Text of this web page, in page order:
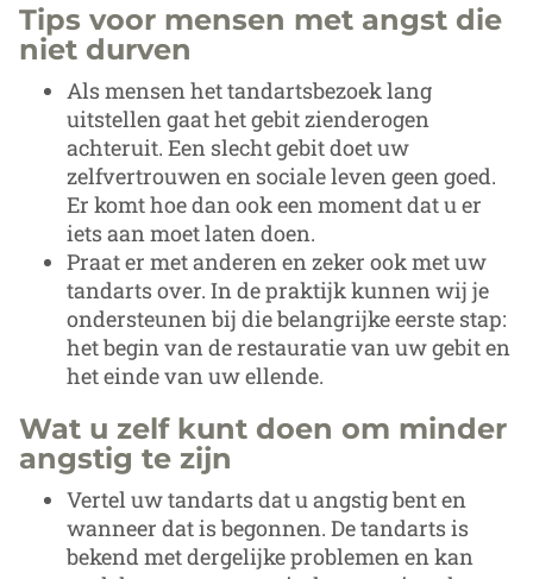
Tips voor mensen met angst die
niet durven
Als mensen het tandartsbezoek lang
uitstellen gaat het gebit zienderogen
achteruit. Een slecht gebit doet uw
zelfvertrouwen en sociale leven geen goed.
Er komt hoe dan ook een moment dat u er
iets aan moet laten doen.
Praat er met anderen en zeker ook met uw
tandarts over. In de praktijk kunnen wij je
ondersteunen bij die belangrijke eerste stap:
het begin van de restauratie van uw gebit en
het einde van uw ellende.
Wat u zelf kunt doen om minder
angstig te zijn
Vertel uw tandarts dat u angstig bent en
wanneer dat is begonnen. De tandarts is
bekend met dergelijke problemen en kan